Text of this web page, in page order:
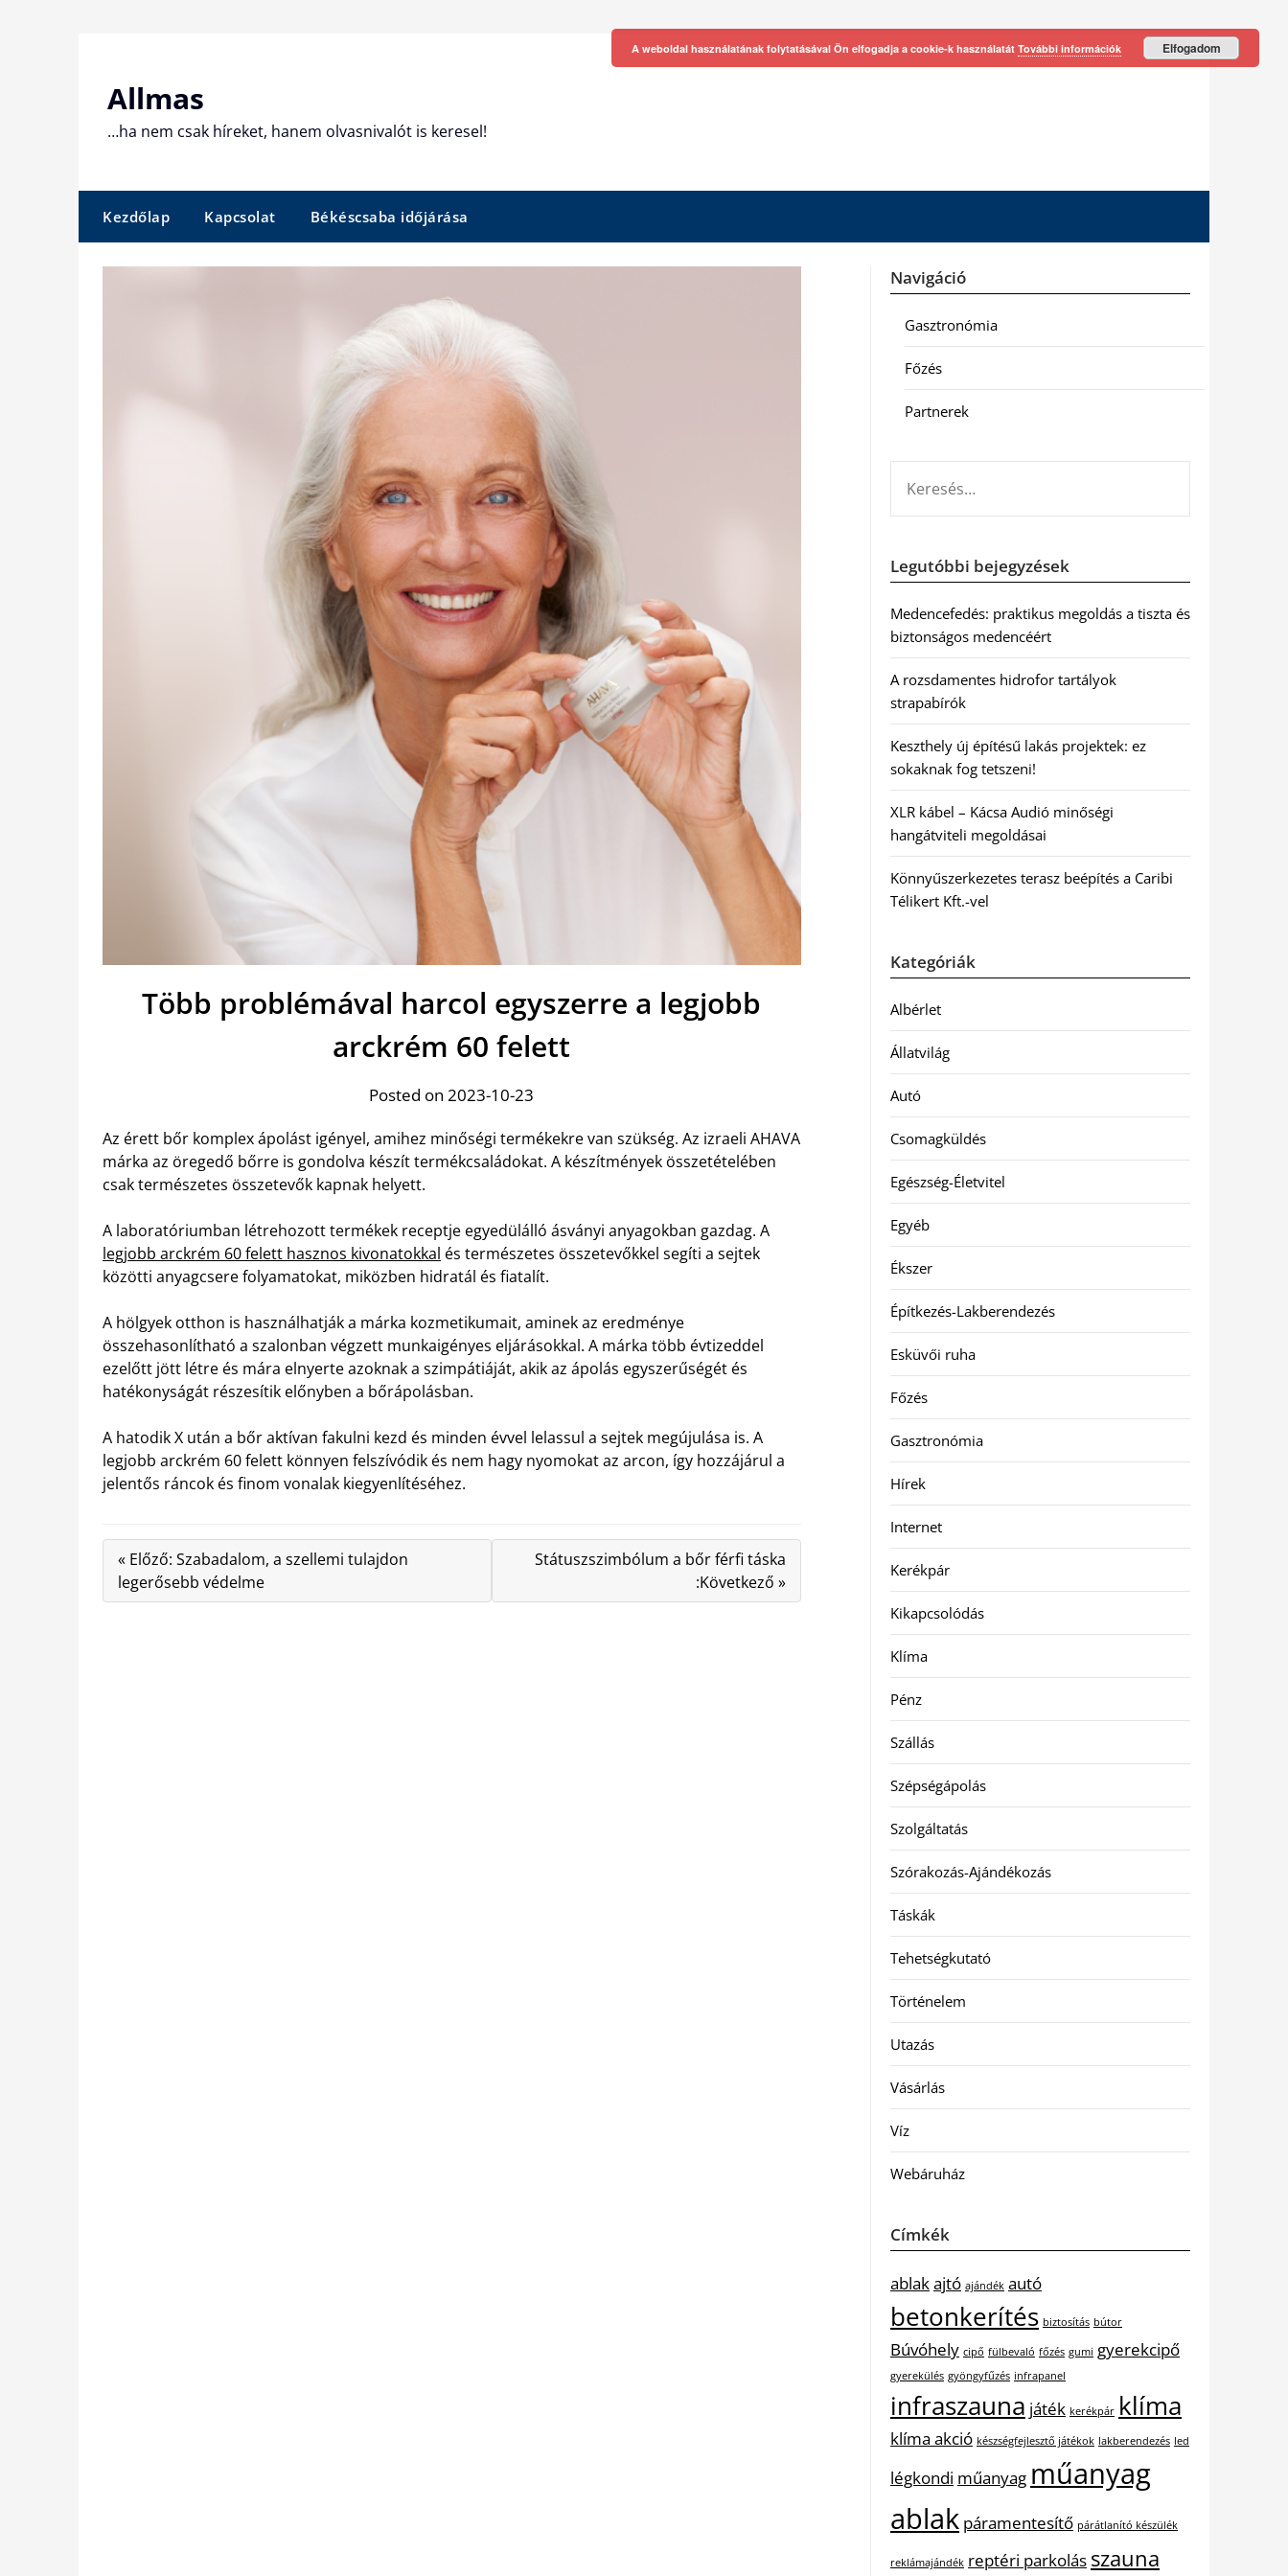
Allmas
…ha nem csak híreket, hanem olvasnivalót is keresel!
Kezdőlap Kapcsolat Békéscsaba időjárása
Több problémával harcol egyszerre a legjobb
arckrém 60 felett
Posted on 2023-10-23
Az érett bőr komplex ápolást igényel, amihez minőségi termékekre van szükség. Az izraeli AHAVA
márka az öregedő bőrre is gondolva készít termékcsaládokat. A készítmények összetételében
csak természetes összetevők kapnak helyett.
A laboratóriumban létrehozott termékek receptje egyedülálló ásványi anyagokban gazdag. A
legjobb arckrém 60 felett hasznos kivonatokkal és természetes összetevőkkel segíti a sejtek
közötti anyagcsere folyamatokat, miközben hidratál és fiatalít.
A hölgyek otthon is használhatják a márka kozmetikumait, aminek az eredménye
összehasonlítható a szalonban végzett munkaigényes eljárásokkal. A márka több évtizeddel
ezelőtt jött létre és mára elnyerte azoknak a szimpátiáját, akik az ápolás egyszerűségét és
hatékonyságát részesítik előnyben a bőrápolásban.
A hatodik X után a bőr aktívan fakulni kezd és minden évvel lelassul a sejtek megújulása is. A
legjobb arckrém 60 felett könnyen felszívódik és nem hagy nyomokat az arcon, így hozzájárul a
jelentős ráncok és finom vonalak kiegyenlítéséhez.
« Előző: Szabadalom, a szellemi tulajdon
legerősebb védelme
Státuszszimbólum a bőr férfi táska
:Következő »
Navigáció
Gasztronómia
Főzés
Partnerek
Legutóbbi bejegyzések
Medencefedés: praktikus megoldás a tiszta és
biztonságos medencéért
A rozsdamentes hidrofor tartályok
strapabírók
Keszthely új építésű lakás projektek: ez
sokaknak fog tetszeni!
XLR kábel – Kácsa Audió minőségi
hangátviteli megoldásai
Könnyűszerkezetes terasz beépítés a Caribi
Télikert Kft.-vel
Kategóriák
Albérlet
Állatvilág
Autó
Csomagküldés
Egészség-Életvitel
Egyéb
Ékszer
Építkezés-Lakberendezés
Esküvői ruha
Főzés
Gasztronómia
Hírek
Internet
Kerékpár
Kikapcsolódás
Klíma
Pénz
Szállás
Szépségápolás
Szolgáltatás
Szórakozás-Ajándékozás
Táskák
Tehetségkutató
Történelem
Utazás
Vásárlás
Víz
Webáruház
Címkék
ablakajtó ajándék autó
betonkerítés biztosítás bútor
Búvóhely cipő fülbevaló főzés gumi gyerekcipő
gyerekülés gyöngyfűzés infrapanel
infraszauna játék kerékpár klíma
klíma akció készségfejlesztő játékok lakberendezés led
légkondi műanyag műanyag
ablak páramentesítő párátlanító készülék
reklámajándék reptéri parkolás szauna
A weboldal használatának folytatásával Ön elfogadja a cookie-k használatát További információk Elfogadom